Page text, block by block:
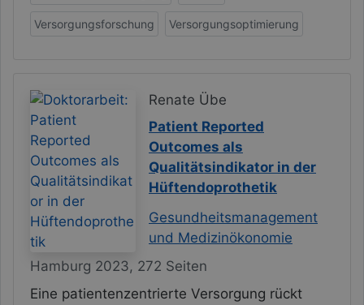
Versorgungsforschung Versorgungsoptimierung
Renate Übe
Patient Reported
Outcomes als
Qualitätsindikator in der
Hüftendoprothetik
Gesundheitsmanagement
und Medizinökonomie
Hamburg 2023, 272 Seiten
Eine patientenzentrierte Versorgung rückt